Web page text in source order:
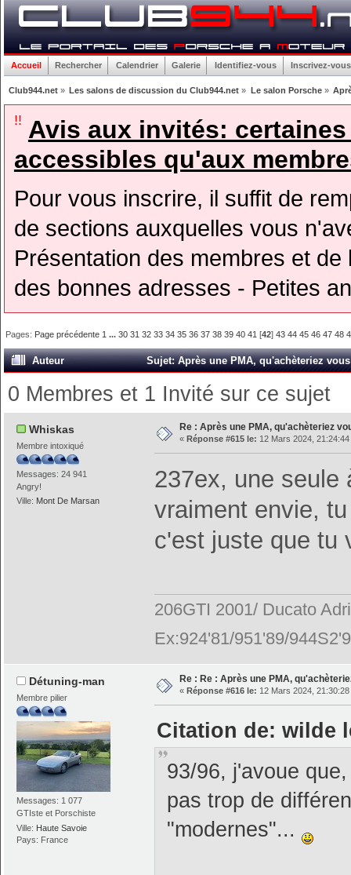
Accueil Rechercher Calendrier Galerie Identifiez-vous Inscrivez-vous
Club944.net» Les salons de discussion du Club944.net » Le salon Porsche»
!! Avis aux invités:
accessibles qu'aux
Pour vous inscrire, il suffit de
de sections auxquelles vous
Présentation des membres et
des bonnes adresses - Petites
Pages: Page précédente 1 ...30 31 32 33 34 35 36 37 38 39 40 41 [42]43 44 45 46 47 48
Auteur Sujet: Après une PMA, qu'achèteriez
0 Membres et 1 Invité sur ce sujet
Whiskas
Membre intoxiqué
Messages: 24 941
Angry!
Ville: Mont De Marsan
Re : Après une PMA, qu'achèteriez
« Réponse #615 le: 12 Mars 2024, 21:24:44
237ex, une seule
vraiment envie,
c'est juste que
206GTI 2001/ Ducato
Ex:924'81/951'89/
Détuning-man
Membre pilier
Messages: 1 077
GTIste et Porschiste
Ville: Haute Savoie
Pays: France
Re : Re : Après une PMA,
« Réponse #616 le: 12 Mars 2024, 21:30:28
Citation de: wilde
93/96, j'avoue
pas trop de
"modernes"...